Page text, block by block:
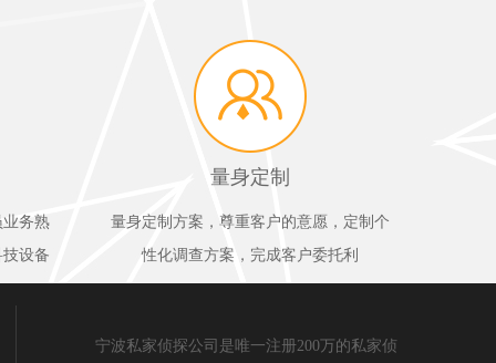
务熟
设备
量身定制
量身定制方案，尊重客户的意愿，定制个
性化调查方案，完成客户委托利
宁波私家侦探公司是唯一注册200万的私家侦